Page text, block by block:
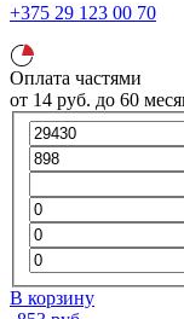
+375 29 123 00 70
Оплата частями
от 14 руб. до 60
В корзину